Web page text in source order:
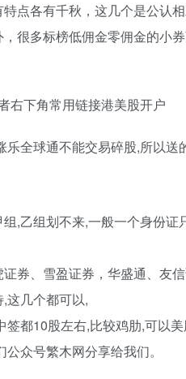
点各有千秋，这几个是公认
很多标榜低佣金零佣金的小
右下角常用链接港美股开户
全球通不能交易碎股,所以送
,乙组划不来,一般一个身份
券、雪盈证券，华盛通、友
这几个都可以,
都10股左右,比较鸡肋,可以
众号繁木网分享给我们。